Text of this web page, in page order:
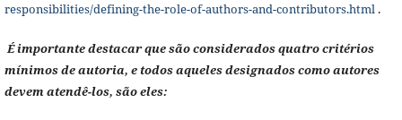
responsibilities/defining-the-role-of-authors-and-contributors.html.
É importante destacar que são considerados quatro critérios
mínimos de autoria, e todos aqueles designados como autores
devem atendê-los, são eles: